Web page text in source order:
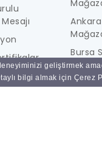
geliştirmek
bilgi almak için Çerez
Bursa